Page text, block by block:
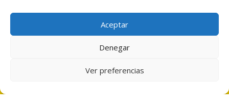
Aceptar
Denegar
Ver preferencias
Copyright 2025 | ©Capital Española de la Gastronomía
Todos los derechos reservados| Diseñado por Actual Design